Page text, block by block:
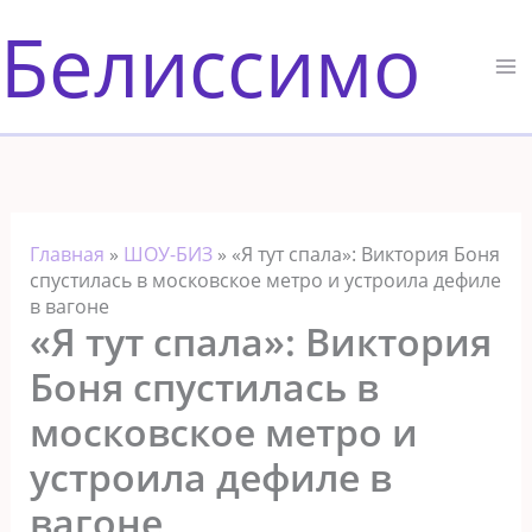
к
содержимому
Белиссимо
Главная » ШОУ-БИЗ» «Я тут спала»: Виктория Боня
спустилась в московское метро и устроила дефиле
в вагоне
«Я тут спала»: Виктория
Боня спустилась в
московское метро и
устроила дефиле в